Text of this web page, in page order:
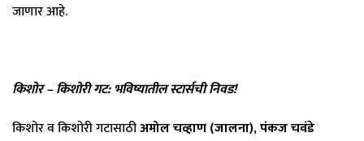
जाणार आहे.
किशोर – किशोरी गट: भविष्यातील स्टार्सची निवड!
किशोर व किशोरी गटासाठीअमोल चव्हाण (जालना),पंकज चवंडे